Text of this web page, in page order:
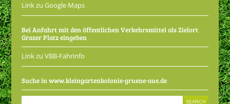
Link zu Google Maps
Bei Anfahrt mit den öffentlichen Verkehrsmittel als Zielort
Grazer Platz eingeben
Link zu VBB-Fahrinfo
Suche in www.kleingartenkolonie-gruene-aue.de